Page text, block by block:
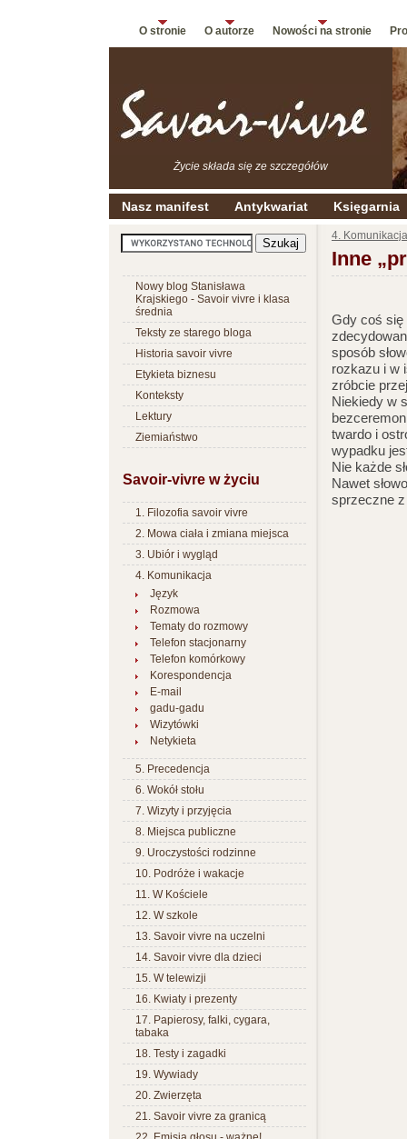
O stronie O autorze Nowości na stronie
Życie składa się ze szczegółów
4. Komunikacja
Nasz manifest Antykwariat Księgarnia
Nowy blog Stanisława
Krajskiego - Savoir vivre i klasa
średnia
Teksty ze starego bloga
Historia savoir vivre
Etykieta biznesu
Konteksty
Lektury
Ziemiaństwo
Savoir-vivre w życiu
1. Filozofia savoir vivre
2. Mowa ciała i zmiana miejsca
3. Ubiór i wygląd
4. Komunikacja
Język
Rozmowa
Tematy do rozmowy
Telefon stacjonarny
Telefon komórkowy
Korespondencja
E-mail
gadu-gadu
Wizytówki
Netykieta
5. Precedencja
6. Wokół stołu
7. Wizyty i przyjęcia
8. Miejsca publiczne
9. Uroczystości rodzinne
10. Podróże i wakacje
11. W Kościele
12. W szkole
13. Savoir vivre na uczelni
14. Savoir vivre dla dzieci
15. W telewizji
16. Kwiaty i prezenty
17. Papierosy, falki, cygara,
tabaka
18. Testy i zagadki
19. Wywiady
20. Zwierzęta
21. Savoir vivre za granicą
Inne
Gdy coś się
sposób
rozkazu i w
zróbcie
Niekiedy w
twardo i
wypadku
Nie każde
Nawet
sprzeczne